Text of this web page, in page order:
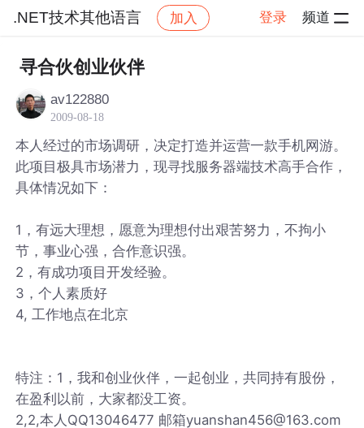
.NET技术其他语言 加入 登录 频道
社区 .NET技术其他语言
寻合伙创业伙伴
av122880
2009-08-18
本人经过的市场调研，决定打造并运营一款手机网游。
此项目极具市场潜力，现寻找服务器端技术高手合作，
具体情况如下：
1，有远大理想，愿意为理想付出艰苦努力，不拘小
节，事业心强，合作意识强。
2，有成功项目开发经验。
3，个人素质好
4, 工作地点在北京
特注：1，我和创业伙伴，一起创业，共同持有股份，
在盈利以前，大家都没工资。
2,2,本人QQ13046477 邮箱yuanshan456@163.com